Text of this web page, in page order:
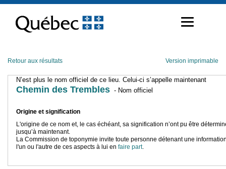
contenu
Retour aux résultats Version imprimable
N’est plus le nom officiel de ce lieu. Celui-ci s’appelle maintenant
Chemin des Trembles - Nom officiel
Origine et signification
L'origine de ce nom et, le cas échéant, sa signification n’ont pu être
jusqu’à maintenant.
La Commission de toponymie invite toute personne détenant une
l'un ou l'autre de ces aspects à lui en faire part.